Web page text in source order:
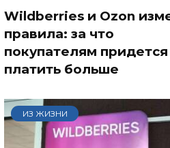
Wildberries и Ozon
правила: за что
покупателям придется
платить больше
ИЗ ЖИЗНИ